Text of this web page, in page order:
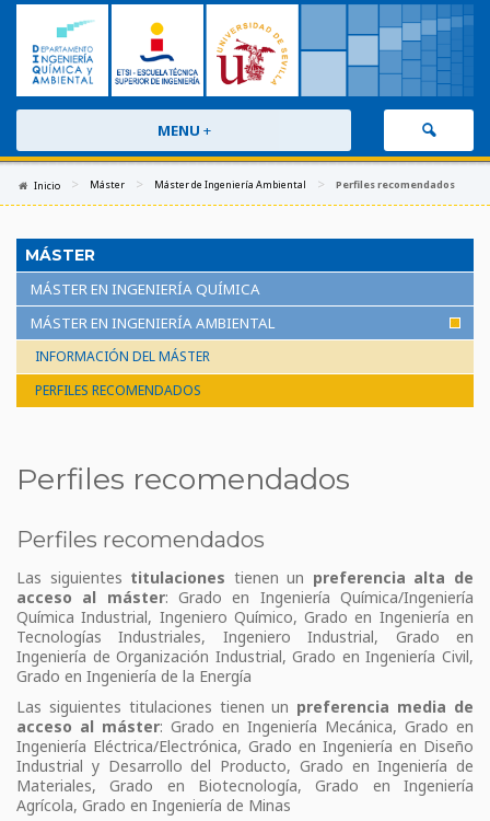
MENU +
Inicio > Máster > Máster de Ingeniería Ambiental > Perfiles recomendados
MÁSTER
MÁSTER EN INGENIERÍA QUÍMICA
MÁSTER EN INGENIERÍA AMBIENTAL
INFORMACIÓN DEL MÁSTER
PERFILES RECOMENDADOS
Perfiles recomendados
Perfiles recomendados
Las siguientes titulaciones tienen un preferencia alta de
acceso al máster: Grado en Ingeniería Química/Ingeniería
Química Industrial, Ingeniero Químico, Grado en Ingeniería en
Tecnologías Industriales, Ingeniero Industrial, Grado en
Ingeniería de Organización Industrial, Grado en Ingeniería Civil,
Grado en Ingeniería de la Energía
Las siguientes titulaciones tienen un preferencia media de
acceso al máster: Grado en Ingeniería Mecánica, Grado en
Ingeniería Eléctrica/Electrónica, Grado en Ingeniería en Diseño
Industrial y Desarrollo del Producto, Grado en Ingeniería de
Materiales, Grado en Biotecnología, Grado en Ingeniería
Agrícola, Grado en Ingeniería de Minas